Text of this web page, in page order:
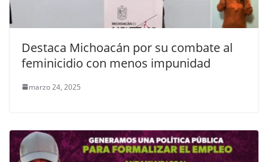
Destaca Michoacán por su combate al
feminicidio con menos impunidad
marzo 24, 2025